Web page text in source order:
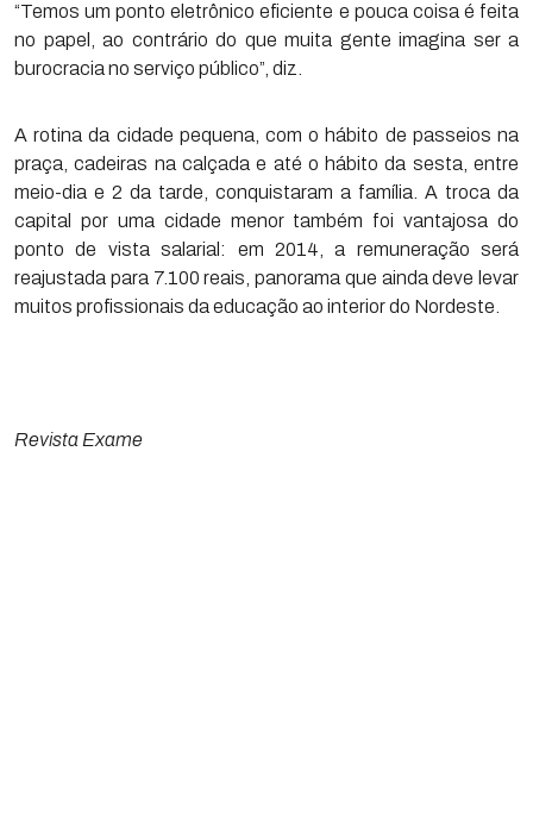
“Temos um ponto eletrônico eficiente e pouca coisa é feita
no papel, ao contrário do que muita gente imagina ser a
burocracia no serviço público”, diz.
A rotina da cidade pequena, com o hábito de passeios na
praça, cadeiras na calçada e até o hábito da sesta, entre
meio-dia e 2 da tarde, conquistaram a família. A troca da
capital por uma cidade menor também foi vantajosa do
ponto de vista salarial: em 2014, a remuneração será
reajustada para 7.100 reais, panorama que ainda deve levar
muitos profissionais da educação ao interior do Nordeste.
Revista Exame